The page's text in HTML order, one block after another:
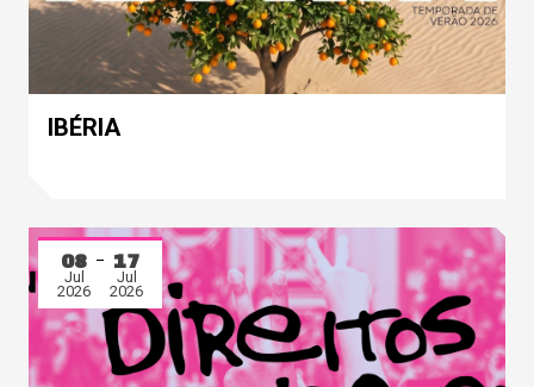
IBÉRIA
08
Jul
2026
17
Jul
2026